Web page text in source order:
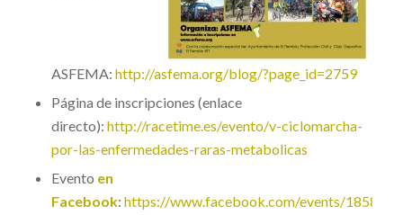
ASFEMA: http://asfema.org/blog/?page_id=2759
Página de inscripciones (enlace
directo): http://racetime.es/evento/v-ciclomarcha-
por-las-enfermedades-raras-metabolicas
Evento en
Facebook: https://www.facebook.com/events/